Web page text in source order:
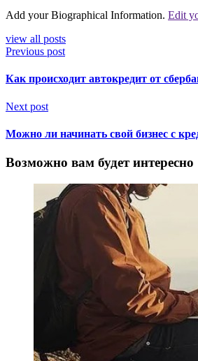
Add your Biographical Information. Edit
view all posts
Previous post
Как происходит автокредит от
Next post
Можно ли начинать свой бизнес с
Возможно вам будет интересно